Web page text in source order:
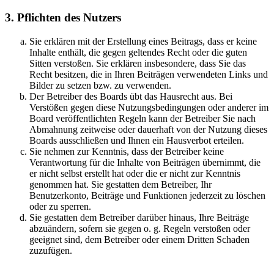
3. Pflichten des Nutzers
Sie erklären mit der Erstellung eines Beitrags, dass er keine
Inhalte enthält, die gegen geltendes Recht oder die guten
Sitten verstoßen. Sie erklären insbesondere, dass Sie das
Recht besitzen, die in Ihren Beiträgen verwendeten Links und
Bilder zu setzen bzw. zu verwenden.
Der Betreiber des Boards übt das Hausrecht aus. Bei
Verstößen gegen diese Nutzungsbedingungen oder anderer im
Board veröffentlichten Regeln kann der Betreiber Sie nach
Abmahnung zeitweise oder dauerhaft von der Nutzung dieses
Boards ausschließen und Ihnen ein Hausverbot erteilen.
Sie nehmen zur Kenntnis, dass der Betreiber keine
Verantwortung für die Inhalte von Beiträgen übernimmt, die
er nicht selbst erstellt hat oder die er nicht zur Kenntnis
genommen hat. Sie gestatten dem Betreiber, Ihr
Benutzerkonto, Beiträge und Funktionen jederzeit zu löschen
oder zu sperren.
Sie gestatten dem Betreiber darüber hinaus, Ihre Beiträge
abzuändern, sofern sie gegen o. g. Regeln verstoßen oder
geeignet sind, dem Betreiber oder einem Dritten Schaden
zuzufügen.